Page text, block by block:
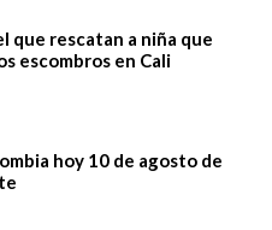
que rescatan a niña que
escombros en Cali
hoy 10 de agosto de